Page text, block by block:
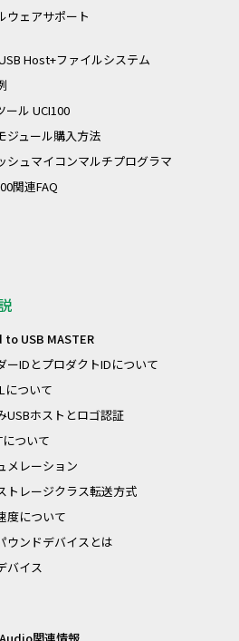
ウェアサポート
Host+ファイルシステム
ール UCI100
ジュール購入方法
シュマイコンマルチプログラマ
関連FAQ
to USB MASTER
ーIDとプロダクトIDについて
について
USBホストとロゴ認証
について
メレーション
トレージクラス転送方式
度について
ウンドデバイスとは
バイス